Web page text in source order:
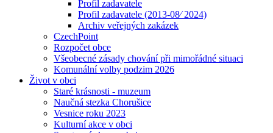
Profil zadavatele
Profil zadavatele (2013-08⁄ 2024)
Archiv veřejných zakázek
CzechPoint
Rozpočet obce
Všeobecné zásady chování při mimořádné situaci
Komunální volby podzim 2026
Život v obci
Staré krásnosti - muzeum
Naučná stezka Chorušice
Vesnice roku 2023
Kulturní akce v obci